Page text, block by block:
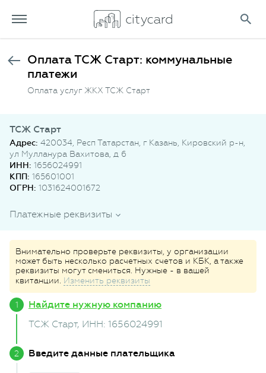
Оплата ТСЖ Старт: коммунальные
платежи
Оплата услуг ЖКХ ТСЖ Старт
ТСЖ Старт
Адрес: 420034, Респ Татарстан, г Казань, Кировский р-н,
ул Мулланура Вахитова, д 6
ИНН: 1656024991
КПП: 165601001
ОГРН: 1031624001672
Платежные реквизиты
Внимательно проверьте реквизиты, у организации
может быть несколько расчетных счетов и КБК, а также
реквизиты могут смениться. Нужные - в вашей
квитанции. Изменить реквизиты
Найдите нужную компанию
ТСЖ Старт, ИНН: 1656024991
Введите данные плательщика